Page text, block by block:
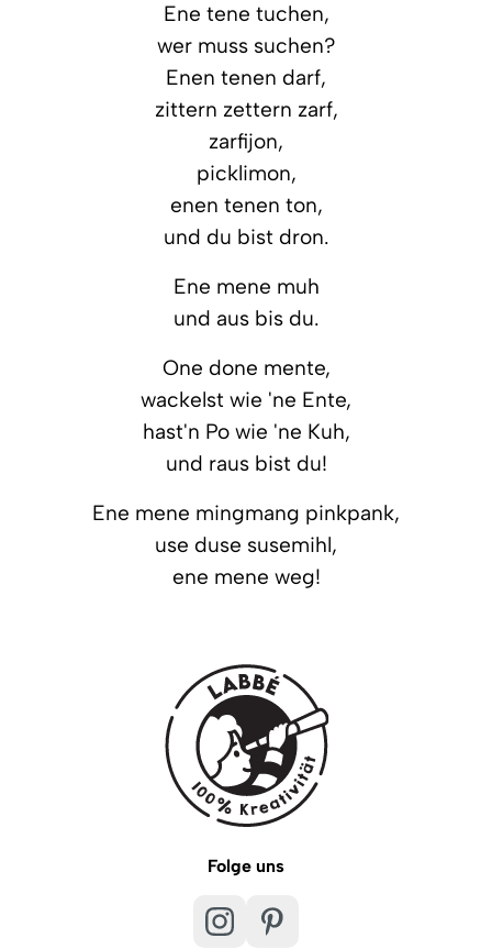
Ene tene tuchen,
wer muss suchen?
Enen tenen darf,
zittern zettern zarf,
zarfijon,
picklimon,
enen tenen ton,
und du bist dron.
Ene mene muh
und aus bis du.
One done mente,
wackelst wie 'ne Ente,
hast'n Po wie 'ne Kuh,
und raus bist du!
Ene mene mingmang pinkpank,
use duse susemihl,
ene mene weg!
Folge uns